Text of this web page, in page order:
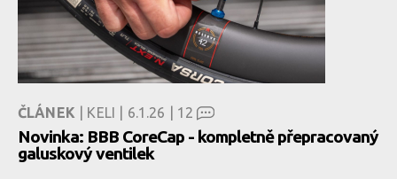
ČLÁNEK | KELI | 6.1.26 | 12
Novinka: BBB CoreCap - kompletně přepracovaný
galuskový ventilek